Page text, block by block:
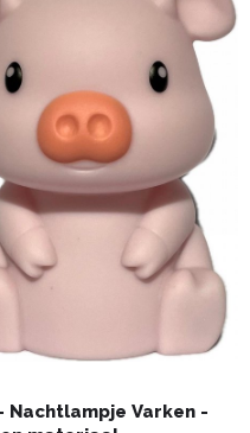
Nachtlampje Varken -